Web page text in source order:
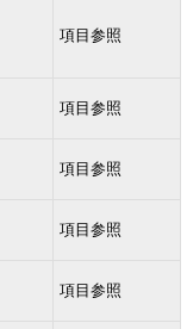
項目参照
項目参照
項目参照
項目参照
項目参照